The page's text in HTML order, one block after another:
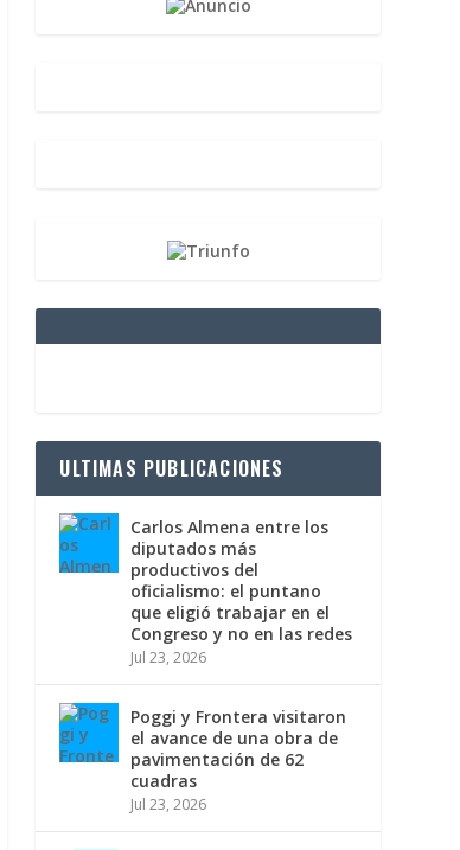
ULTIMAS PUBLICACIONES
Carlos Almena entre los
diputados más
productivos del
oficialismo: el puntano
que eligió trabajar en el
Congreso y no en las redes
Jul 23, 2026
Poggi y Frontera visitaron
el avance de una obra de
pavimentación de 62
cuadras
Jul 23, 2026